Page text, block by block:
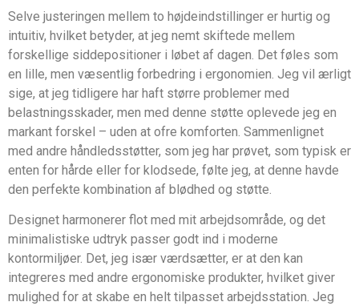
Selve justeringen mellem to højdeindstillinger er hurtig og
intuitiv, hvilket betyder, at jeg nemt skiftede mellem
forskellige siddepositioner i løbet af dagen. Det føles som
en lille, men væsentlig forbedring i ergonomien. Jeg vil ærligt
sige, at jeg tidligere har haft større problemer med
belastningsskader, men med denne støtte oplevede jeg en
markant forskel – uden at ofre komforten. Sammenlignet
med andre håndledsstøtter, som jeg har prøvet, som typisk er
enten for hårde eller for klodsede, følte jeg, at denne havde
den perfekte kombination af blødhed og støtte.
Designet harmonerer flot med mit arbejdsområde, og det
minimalistiske udtryk passer godt ind i moderne
kontormiljøer. Det, jeg især værdsætter, er at den kan
integreres med andre ergonomiske produkter, hvilket giver
mulighed for at skabe en helt tilpasset arbejdsstation. Jeg